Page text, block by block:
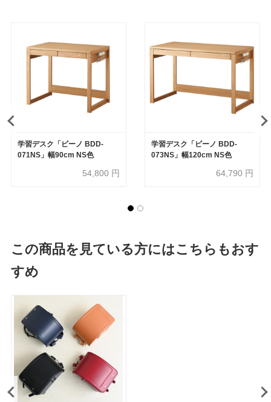
学習デスク「ビーノ BDD-
071NS」幅90cm NS色
54,800 円
学習デスク「ビーノ BDD-
073NS」幅120cm NS色
64,790 円
この商品を見ている方にはこちらもおす
すめ